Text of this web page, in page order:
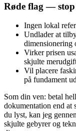
Røde flag — stop
Ingen lokal
Undlader at
dimensionering
Virker prisen
skjulte
Vil placere
på fundament
Som din ven: betal
dokumentation end at
du lyst, kan jeg
skjulte gebyrer og